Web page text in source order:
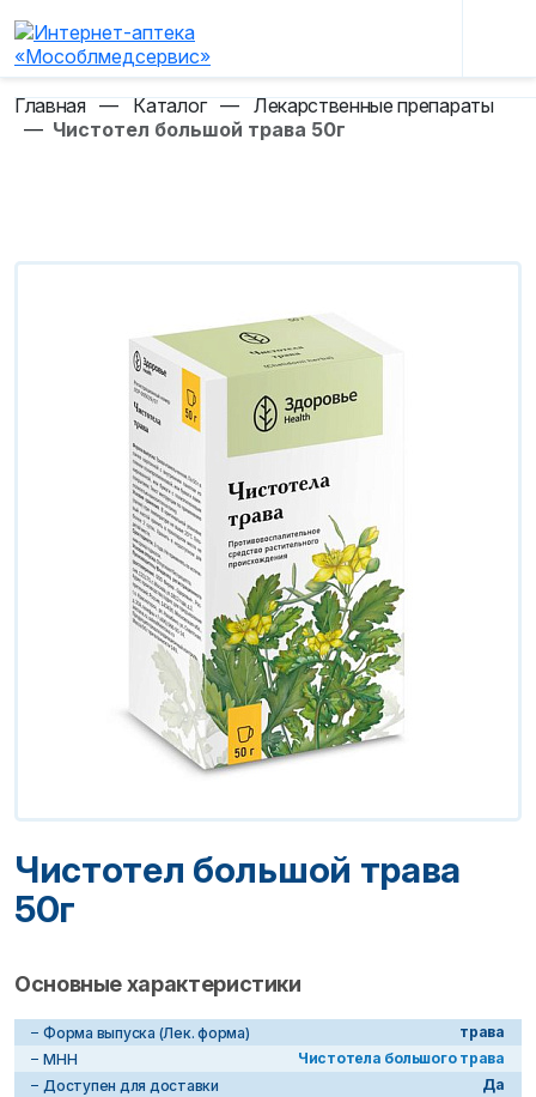
Главная — Каталог — Лекарственные препараты
— Чистотел большой трава 50г
Чистотел большой трава
50г
Основные характеристики
Форма выпуска (Лек. форма)
трава
МНН
Чистотела большого трава
Доступен для доставки
Да